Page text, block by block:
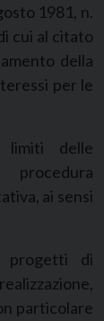
1981, n.
cui al citato
della
per le
delle
ai sensi
progetti di
particolare